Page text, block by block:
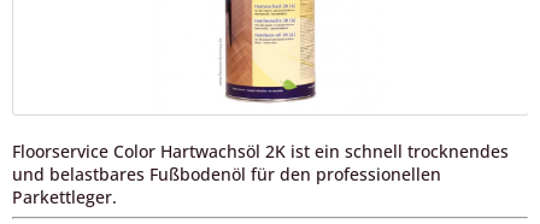
Floorservice Color Hartwachsöl 2K ist ein schnell trocknendes
und belastbares Fußbodenöl für den professionellen
Parkettleger.